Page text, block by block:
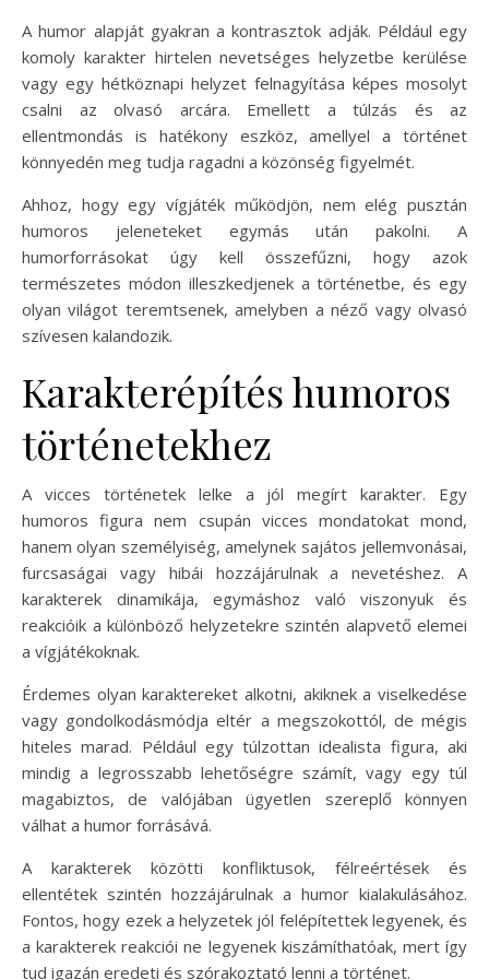
A humor alapját gyakran a kontrasztok adják. Például egy
komoly karakter hirtelen nevetséges helyzetbe kerülése
vagy egy hétköznapi helyzet felnagyítása képes mosolyt
csalni az olvasó arcára. Emellett a túlzás és az
ellentmondás is hatékony eszköz, amellyel a történet
könnyedén meg tudja ragadni a közönség figyelmét.
Ahhoz, hogy egy vígjáték működjön, nem elég pusztán
humoros jeleneteket egymás után pakolni. A
humorforrásokat úgy kell összefűzni, hogy azok
természetes módon illeszkedjenek a történetbe, és egy
olyan világot teremtsenek, amelyben a néző vagy olvasó
szívesen kalandozik.
Karakterépítés humoros
történetekhez
A vicces történetek lelke a jól megírt karakter. Egy
humoros figura nem csupán vicces mondatokat mond,
hanem olyan személyiség, amelynek sajátos jellemvonásai,
furcsaságai vagy hibái hozzájárulnak a nevetéshez. A
karakterek dinamikája, egymáshoz való viszonyuk és
reakcióik a különböző helyzetekre szintén alapvető elemei
a vígjátékoknak.
Érdemes olyan karaktereket alkotni, akiknek a viselkedése
vagy gondolkodásmódja eltér a megszokottól, de mégis
hiteles marad. Például egy túlzottan idealista figura, aki
mindig a legrosszabb lehetőségre számít, vagy egy túl
magabiztos, de valójában ügyetlen szereplő könnyen
válhat a humor forrásává.
A karakterek közötti konfliktusok, félreértések és
ellentétek szintén hozzájárulnak a humor kialakulásához.
Fontos, hogy ezek a helyzetek jól felépítettek legyenek, és
a karakterek reakciói ne legyenek kiszámíthatóak, mert így
tud igazán eredeti és szórakoztató lenni a történet.